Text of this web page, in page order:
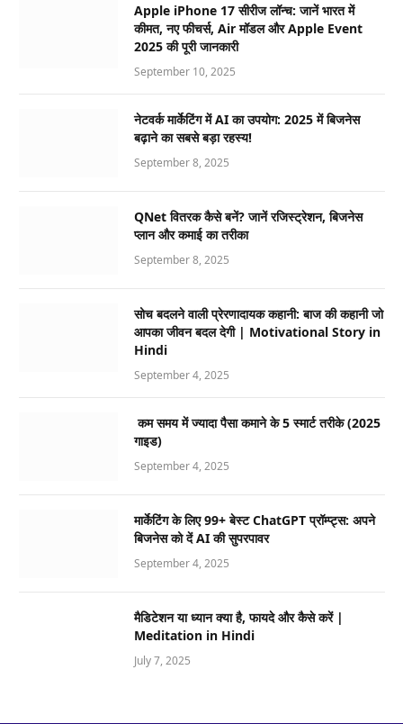
Apple iPhone 17 सीरीज लॉन्च: जानें भारत में
कीमत, नए फीचर्स, Air मॉडल और Apple Event
2025 की पूरी जानकारी
September 10, 2025
नेटवर्क मार्केटिंग में AI का उपयोग: 2025 में बिजनेस
बढ़ाने का सबसे बड़ा रहस्य!
September 8, 2025
QNet वितरक कैसे बनें? जानें रजिस्ट्रेशन, बिजनेस
प्लान और कमाई का तरीका
September 8, 2025
सोच बदलने वाली प्रेरणादायक कहानी: बाज की कहानी जो
आपका जीवन बदल देगी | Motivational Story in
Hindi
September 4, 2025
कम समय में ज्यादा पैसा कमाने के 5 स्मार्ट तरीके (2025
गाइड)
September 4, 2025
मार्केटिंग के लिए 99+ बेस्ट ChatGPT प्रॉम्प्ट्स: अपने
बिजनेस को दें AI की सुपरपावर
September 4, 2025
मैडिटेशन या ध्यान क्या है, फायदे और कैसे करें |
Meditation in Hindi
July 7, 2025